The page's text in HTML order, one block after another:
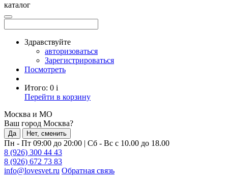
каталог
Здравствуйте
авторизоваться
Зарегистрироваться
Посмотреть
Итого: 0 i
Перейти в корзину
Москва и МО
Ваш город Москва?
Да Нет, сменить
Пн - Пт 09:00 до 20:00 | Сб - Вс с 10.00 до 18.00
8 (926) 300 44 43
8 (926) 672 73 83
info@lovesvet.ru Обратная связь